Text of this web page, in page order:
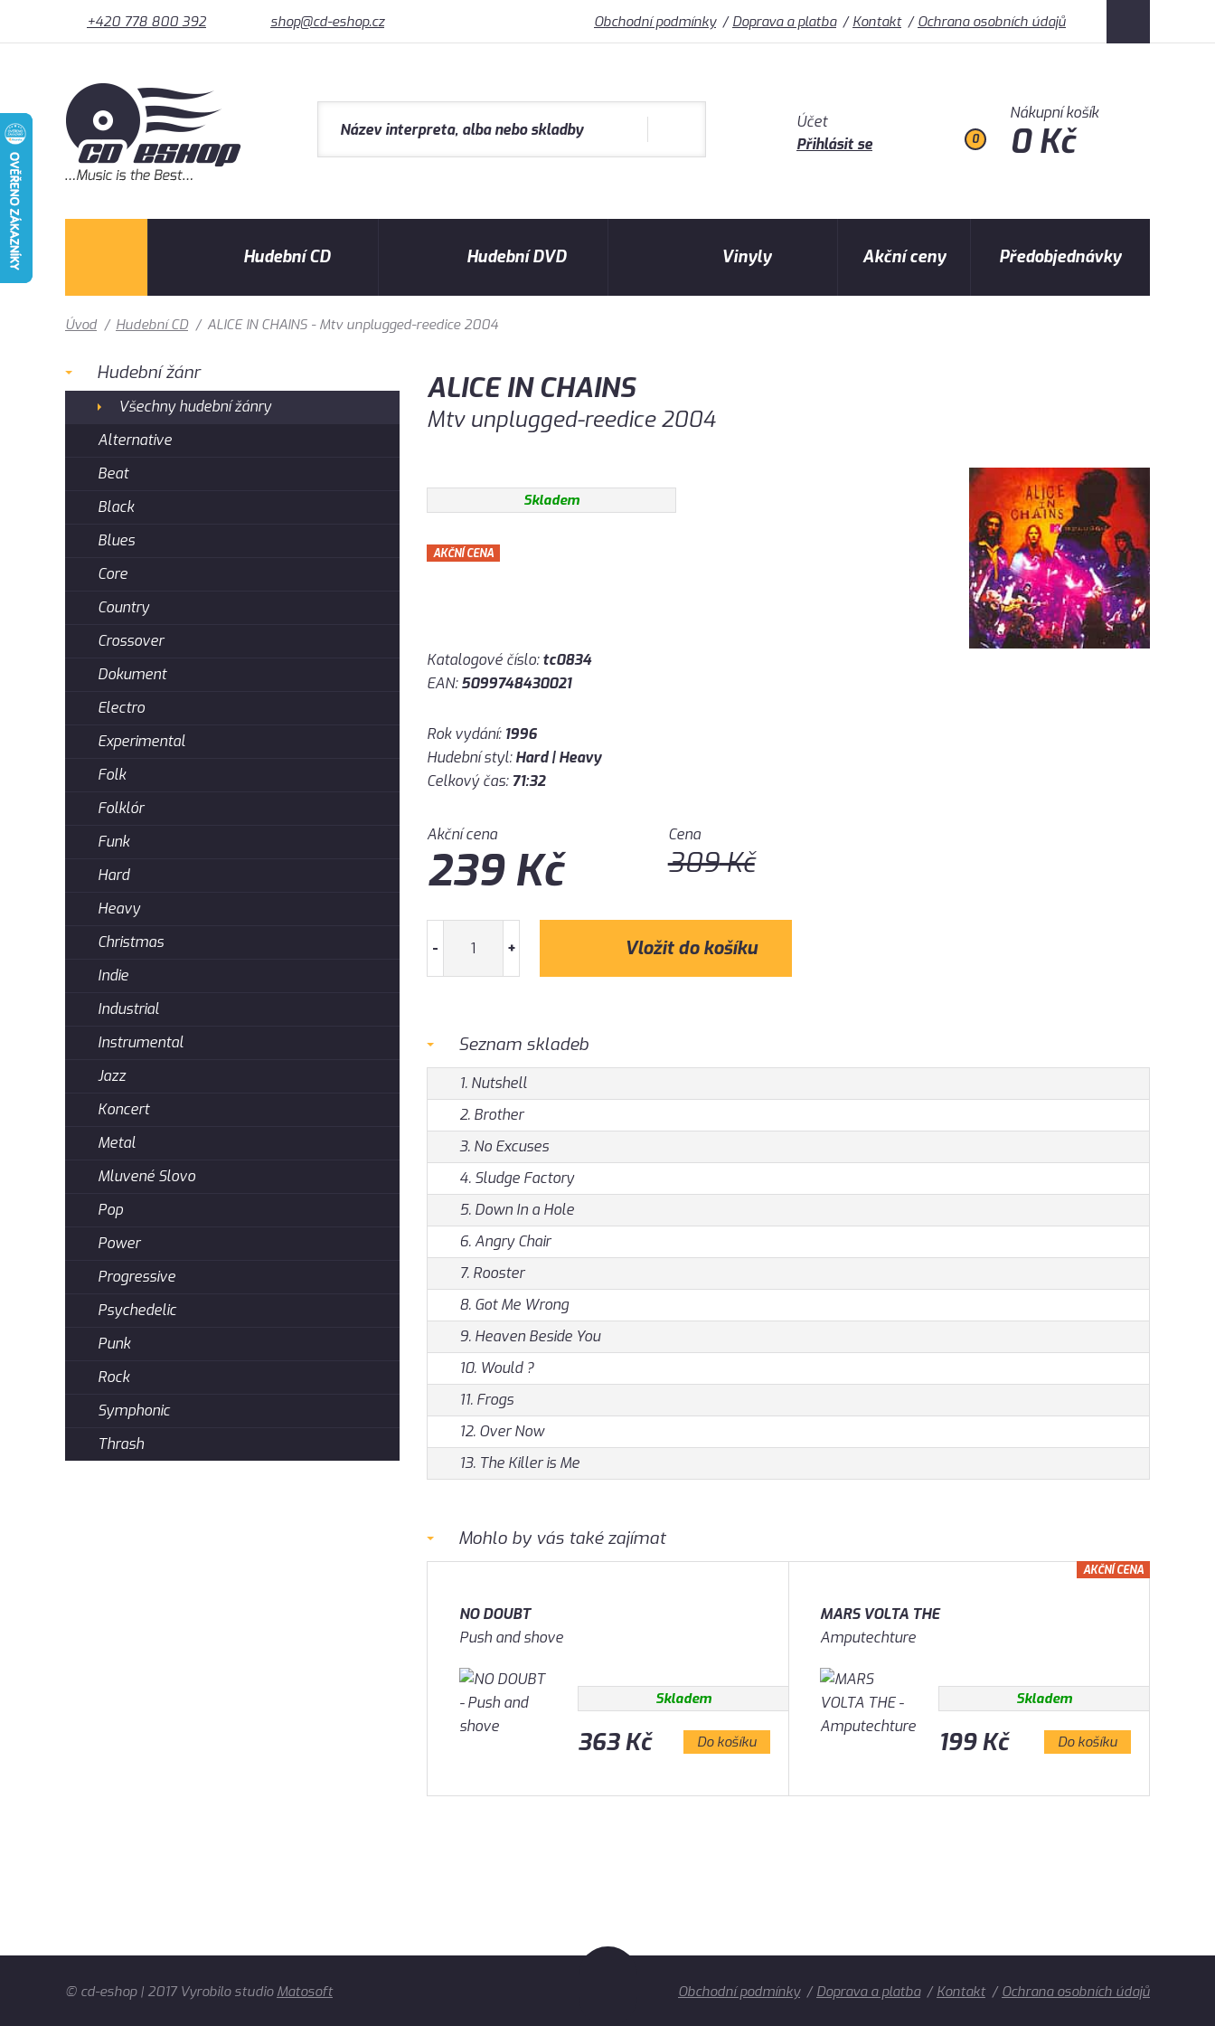
+420 778 800 392 shop@cd-eshop.cz Obchodní podmínky Doprava a platba Kontakt Ochrana osobních údajů
Účet
Přihlásit se
0
Nákupní košík
0 Kč
Hudební CD Hudební DVD Vinyly Akční ceny Předobjednávky
Úvod / Hudební CD / ALICE IN CHAINS - Mtv unplugged-reedice 2004
ALICE IN CHAINS
Mtv unplugged-reedice 2004
Skladem
AKČNÍ CENA
Katalogové číslo:tc0834
EAN:5099748430021
Rok vydání: 1996
Hudební styl:Hard | Heavy
Celkový čas: 71:32
Akční cena
239Kč
Cena
309Kč
- +
Seznam skladeb
1. Nutshell
2. Brother
3. No Excuses
4. Sludge Factory
5. Down In a Hole
6. Angry Chair
7. Rooster
8. Got Me Wrong
9. Heaven Beside You
10. Would ?
11. Frogs
12. Over Now
13. The Killer is Me
Mohlo by vás také zajímat
NO DOUBT
Push and shove
Skladem
363 Kč Do košíku
MARS VOLTA THE
Amputechture
Skladem
199 Kč Do košíku
AKČNÍ CENA
Hudební žánr
Všechny hudební žánry
Alternative
Beat
Black
Blues
Core
Country
Crossover
Dokument
Electro
Experimental
Folk
Folklór
Funk
Hard
Heavy
Christmas
Indie
Industrial
Instrumental
Jazz
Koncert
Metal
Mluvené Slovo
Pop
Power
Progressive
Psychedelic
Punk
Rock
Symphonic
Thrash
© cd-eshop | 2017 Vyrobilo studio Matosoft Obchodní podmínky Doprava a platba Kontakt Ochrana osobních údajů